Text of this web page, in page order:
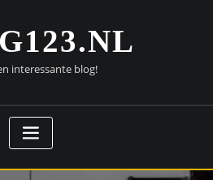
interessante blog!